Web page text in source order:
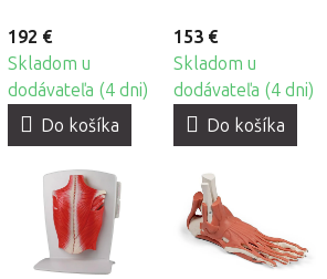
192 €
Skladom u
dodávateľa (4 dni)
Do košíka
153 €
Skladom u
dodávateľa (4 dni)
Do košíka